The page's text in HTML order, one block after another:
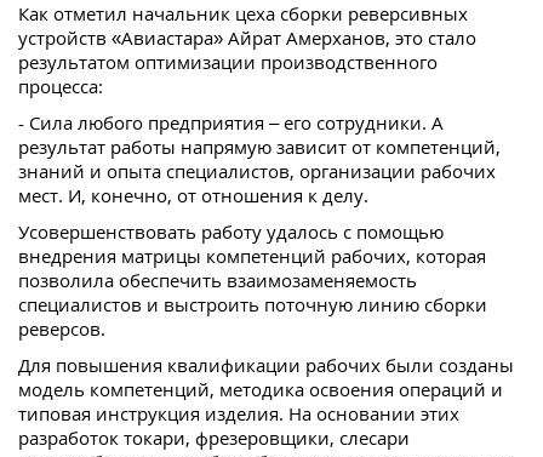
Как отметил начальник цеха сборки реверсивных
устройств «Авиастара» Айрат Амерханов, это стало
результатом оптимизации производственного
процесса:
- Сила любого предприятия – его сотрудники. А
результат работы напрямую зависит от компетенций,
знаний и опыта специалистов, организации рабочих
мест. И, конечно, от отношения к делу.
Усовершенствовать работу удалось с помощью
внедрения матрицы компетенций рабочих, которая
позволила обеспечить взаимозаменяемость
специалистов и выстроить поточную линию сборки
реверсов.
Для повышения квалификации рабочих были созданы
модель компетенций, методика освоения операций и
типовая инструкция изделия. На основании этих
разработок токари, фрезеровщики, слесари